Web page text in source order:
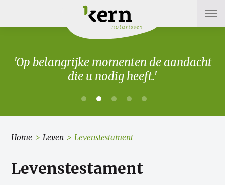
'Op belangrijke momenten de aandacht
die u nodig heeft.'
Home > Leven > Levenstestament
Levenstestament